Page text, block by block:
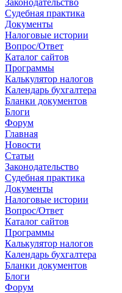
Законодательство
Судебная практика
Документы
Налоговые истории
Вопрос/Ответ
Каталог сайтов
Программы
Калькулятор налогов
Календарь бухгалтера
Бланки документов
Блоги
Форум
Главная
Новости
Cтатьи
Законодательство
Судебная практика
Документы
Налоговые истории
Вопрос/Ответ
Каталог сайтов
Программы
Калькулятор налогов
Календарь бухгалтера
Бланки документов
Блоги
Форум